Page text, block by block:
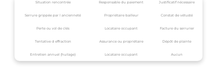
Situation rencontrée Responsable du paiement Justificatif nécessaire
Serrure grippée par l ancienneté Propriétaire bailleur Constat de vétusté
Perte ou vol de clés Locataire occupant Facture du serrurier
Tentative d effraction Assurance ou propriétaire Dépôt de plainte
Entretien annuel (huilage) Locataire occupant Aucun